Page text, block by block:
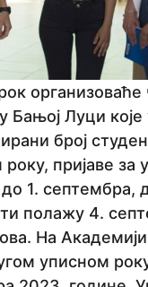
организоваће
Бањој Луци
број
пријаве за
1. септембра,
полажу 4.
На
уписном